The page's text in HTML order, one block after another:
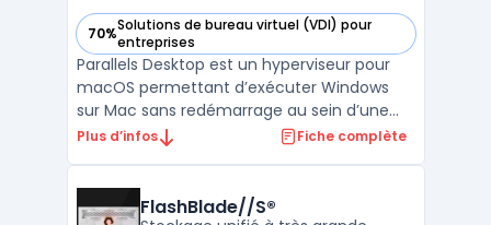
70%Solutions de bureau virtuel (VDI) pour
entreprises
— voir Parallels Desktop dans cette catégorie
Parallels Desktop est un hyperviseur pour
macOS permettant d’exécuter Windows
sur Mac sans redémarrage au sein d’une
machine virtuelle Mac. Sur Mac à puce
avec intégration du presse-papiers,
Plus d’infos Fiche complète
FlashBlade//S®